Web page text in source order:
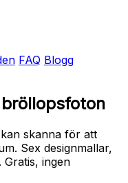
FAQ Blogg
skanna för att
Sex designmallar,
ingen